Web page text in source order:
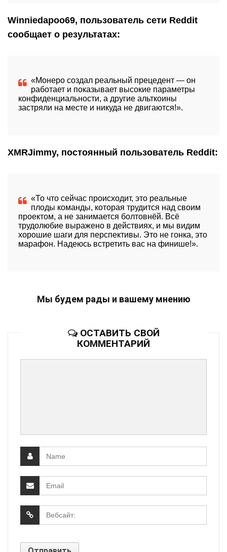
Winniedapoo69, пользователь сети Reddit
сообщает о результатах:
«Монеро создал реальный прецедент — он
работает и показывает высокие параметры
конфиденциальности, а другие альткоины
застряли на месте и никуда не двигаются!».
XMRJimmy, постоянный пользователь Reddit:
«То что сейчас происходит, это реальные
плоды команды, которая трудится над своим
проектом, а не занимается болтовнёй. Всё
трудолюбие выражено в действиях, и мы видим
хорошие шаги для перспективы. Это не гонка, это
марафон. Надеюсь встретить вас на финише!».
Мы будем рады и вашему мнению
ОСТАВИТЬ СВОЙ
КОММЕНТАРИЙ